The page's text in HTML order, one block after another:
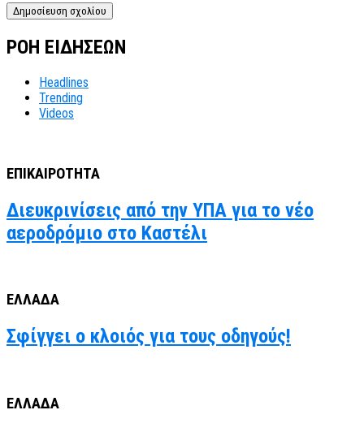
ΡΟΗ ΕΙΔΗΣΕΩΝ
Headlines
Trending
Videos
ΕΠΙΚΑΙΡΟΤΗΤΑ
Διευκρινίσεις από την ΥΠΑ για το νέο
αεροδρόμιο στο Καστέλι
ΕΛΛΑΔΑ
Σφίγγει ο κλοιός για τους οδηγούς!
ΕΛΛΑΔΑ